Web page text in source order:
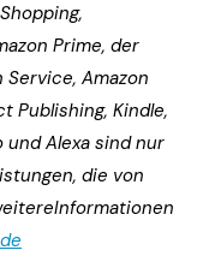
Prime, der
Service, Amazon
Publishing, Kindle,
und Alexa sind nur
die von